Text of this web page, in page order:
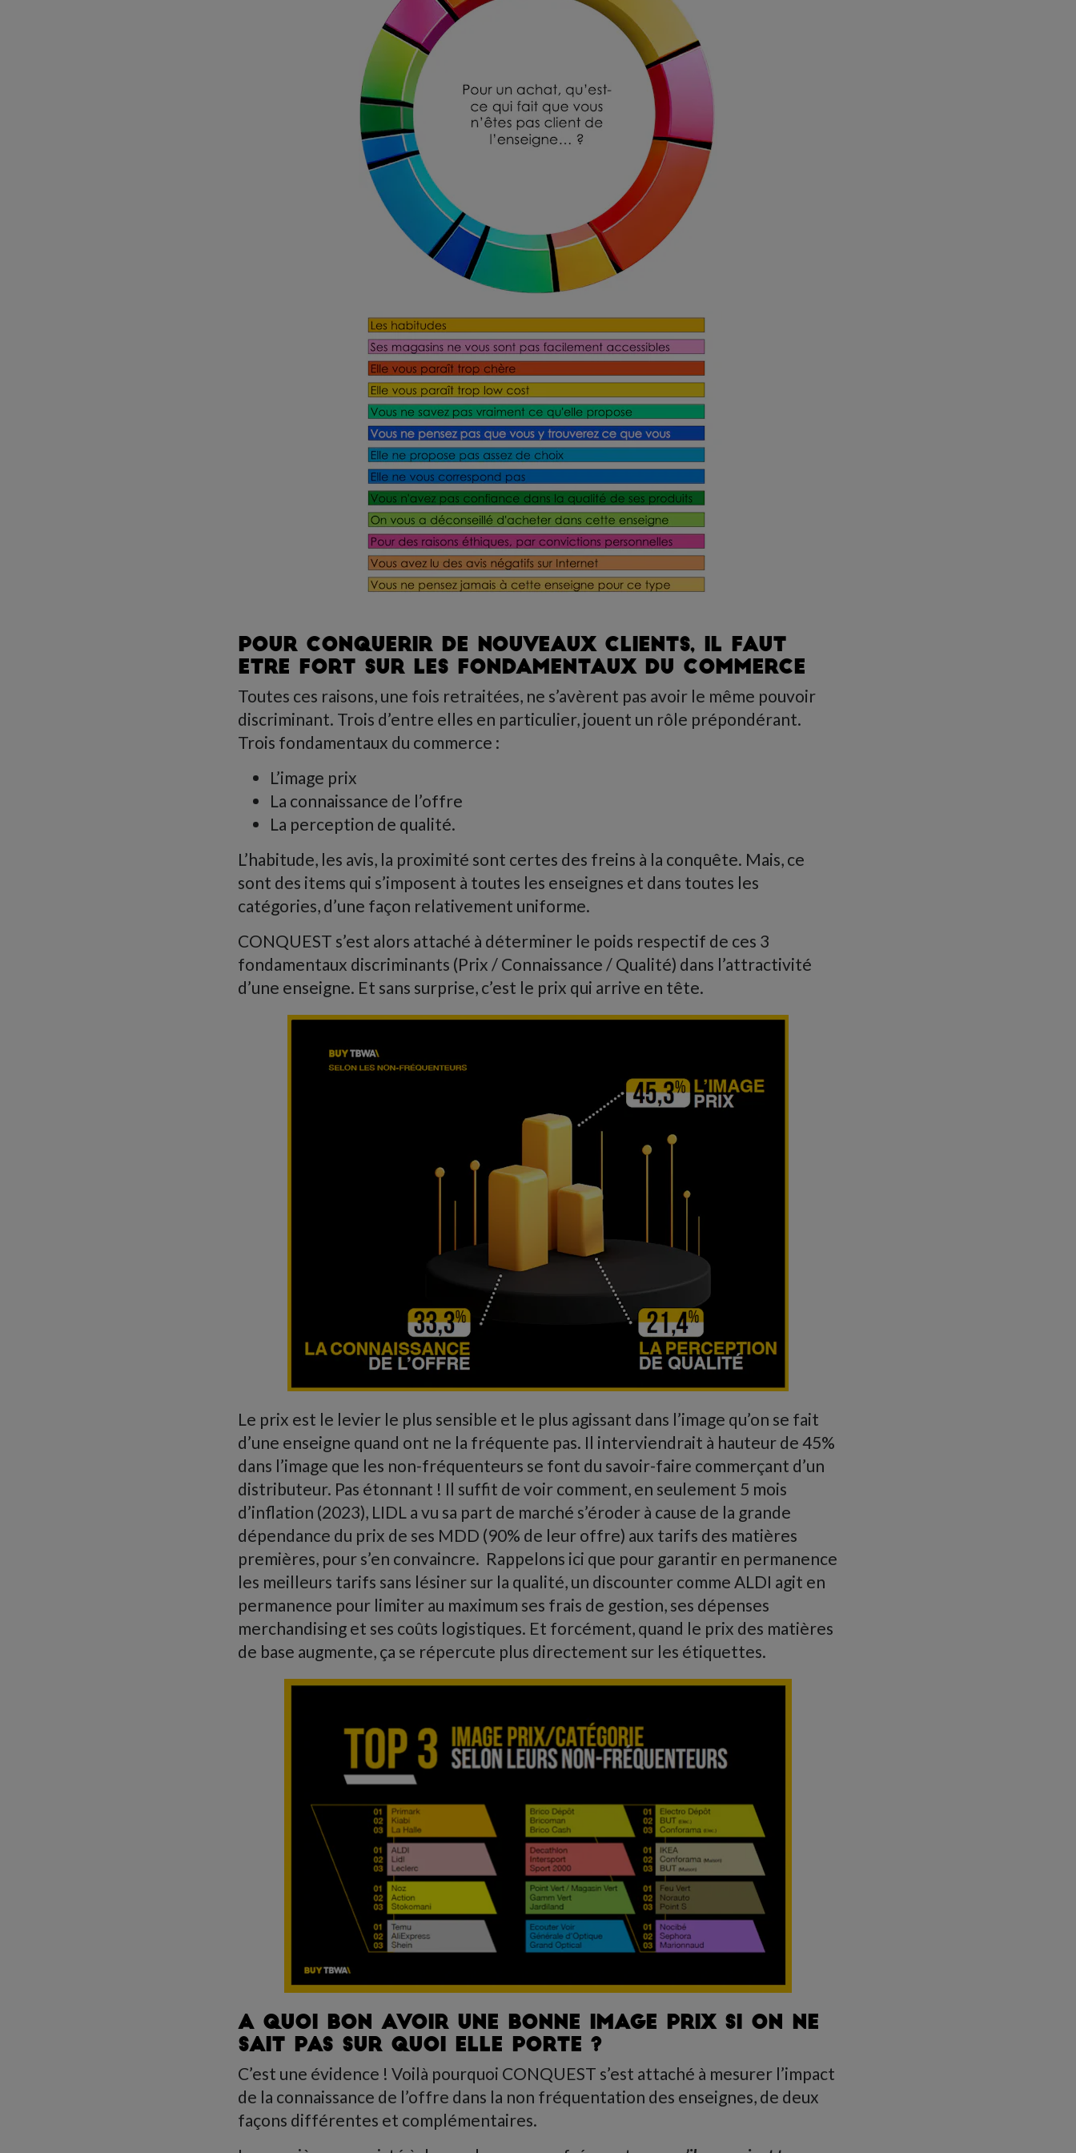
POUR CONQUERIR DE NOUVEAUX CLIENTS, IL FAUT
ETRE FORT SUR LES FONDAMENTAUX DU COMMERCE
Toutes ces raisons, une fois retraitées, ne s’avèrent pas avoir le même pouvoir
discriminant. Trois d’entre elles en particulier, jouent un rôle prépondérant.
Trois fondamentaux du commerce :
L’image prix
La connaissance de l’offre
La perception de qualité.
L’habitude, les avis, la proximité sont certes des freins à la conquête. Mais, ce
sont des items qui s’imposent à toutes les enseignes et dans toutes les
catégories, d’une façon relativement uniforme.
CONQUEST s’est alors attaché à déterminer le poids respectif de ces 3
fondamentaux discriminants (Prix / Connaissance / Qualité) dans l’attractivité
d’une enseigne. Et sans surprise, c’est le prix qui arrive en tête.
Le prix est le levier le plus sensible et le plus agissant dans l’image qu’on se fait
d’une enseigne quand ont ne la fréquente pas. Il interviendrait à hauteur de 45%
dans l’image que les non-fréquenteurs se font du savoir-faire commerçant d’un
distributeur. Pas étonnant ! Il suffit de voir comment, en seulement 5 mois
d’inflation (2023), LIDL a vu sa part de marché s’éroder à cause de la grande
dépendance du prix de ses MDD (90% de leur offre) aux tarifs des matières
premières, pour s’en convaincre. Rappelons ici que pour garantir en permanence
les meilleurs tarifs sans lésiner sur la qualité, un discounter comme ALDI agit en
permanence pour limiter au maximum ses frais de gestion, ses dépenses
merchandising et ses coûts logistiques. Et forcément, quand le prix des matières
de base augmente, ça se répercute plus directement sur les étiquettes.
A QUOI BON AVOIR UNE BONNE IMAGE PRIX SI ON NE
SAIT PAS SUR QUOI ELLE PORTE ?
C’est une évidence ! Voilà pourquoi CONQUEST s’est attaché à mesurer l’impact
de la connaissance de l’offre dans la non fréquentation des enseignes, de deux
façons différentes et complémentaires.